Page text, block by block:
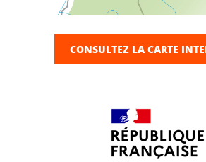
CONSULTEZ LA CARTE